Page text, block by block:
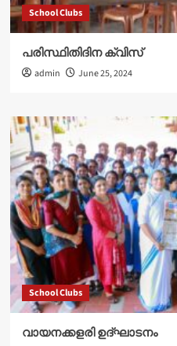
School Clubs
പരിസ്ഥിതിദിന ക്വിസ്
admin June 25, 2024
School Clubs
വായനക്കളരി ഉദ്‌ഘാടനം